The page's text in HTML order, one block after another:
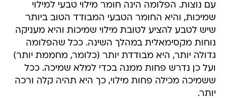
עם נוצות. הפלומה הינה חומר מילוי טבעי למילוי
שמיכות, והיא החומר הטבעי המבודד הטוב ביותר
שיש לטבע להציע לטובת מילוי שמיכות והיא מעניקה
נוחות מקסימאלית במהלך השינה. ככל שהפלומה
גדולה יותר, היא מבודדת יותר (כלומר, מחממת יותר)
ועל כן נדרש פחות ממנה בכדי למלא שמיכה. ככל
ששמיכה מכילה פחות מילוי, כך היא תהיה קלה ורכה
יותר.